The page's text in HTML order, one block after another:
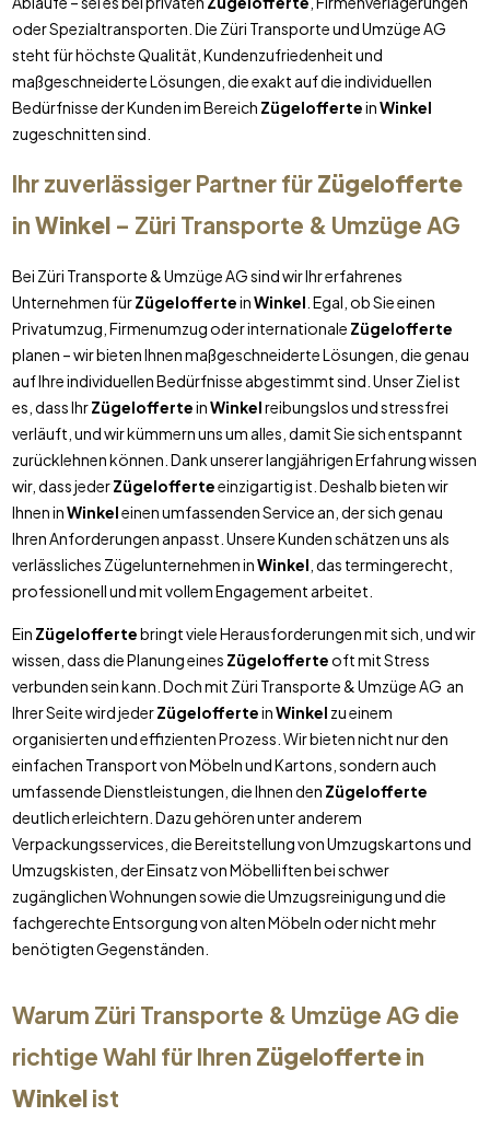
oder Spezialtransporten. Die Züri Transporte und Umzüge AG
steht für höchste Qualität, Kundenzufriedenheit und
maßgeschneiderte Lösungen, die exakt auf die individuellen
Bedürfnisse der Kunden im Bereich ZügelofferteinWinkel
zugeschnitten sind.
Ihr zuverlässiger Partner fürZügelofferte
inWinkel– Züri Transporte & Umzüge AG
Bei Züri Transporte & Umzüge AG sind wir Ihr erfahrenes
Unternehmen fürZügelofferteinWinkel . Egal, ob Sie einen
Privatumzug, Firmenumzug oder internationale Zügelofferte
planen – wir bieten Ihnen maßgeschneiderte Lösungen, die genau
auf Ihre individuellen Bedürfnisse abgestimmt sind. Unser Ziel ist
es, dass IhrZügelofferteinWinkelreibungslos und stressfrei
verläuft, und wir kümmern uns um alles, damit Sie sich entspannt
zurücklehnen können. Dank unserer langjährigen Erfahrung wissen
wir, dass jederZügelofferteeinzigartig ist. Deshalb bieten wir
Ihnen inWinkeleinen umfassenden Service an, der sich genau
Ihren Anforderungen anpasst. Unsere Kunden schätzen uns als
verlässliches Zügelunternehmen inWinkel , das termingerecht,
professionell und mit vollem Engagement arbeitet.
Ein Zügeloffertebringt viele Herausforderungen mit sich, und wir
wissen, dass die Planung eines Zügelofferteoft mit Stress
verbunden sein kann. Doch mit Züri Transporte & Umzüge AG an
Ihrer Seite wird jederZügelofferteinWinkel zu einem
organisierten und effizienten Prozess. Wir bieten nicht nur den
einfachen Transport von Möbeln und Kartons, sondern auch
umfassende Dienstleistungen, die Ihnen den Zügelofferte
deutlich erleichtern. Dazu gehören unter anderem
Verpackungsservices, die Bereitstellung von Umzugskartons und
Umzugskisten, der Einsatz von Möbelliften bei schwer
zugänglichen Wohnungen sowie die Umzugsreinigung und die
fachgerechte Entsorgung von alten Möbeln oder nicht mehr
benötigten Gegenständen.
Warum Züri Transporte & Umzüge AG die
richtige Wahl für Ihren Zügeloffertein
Winkelist